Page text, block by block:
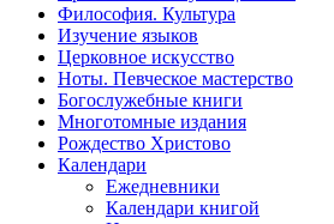
Философия. Культура
Изучение языков
Церковное искусство
Ноты. Певческое мастерство
Богослужебные книги
Многотомные издания
Рождество Христово
Календари
Ежедневники
Календари книгой